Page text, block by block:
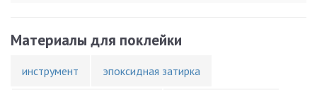
Материалы для поклейки
инструмент эпоксидная затирка